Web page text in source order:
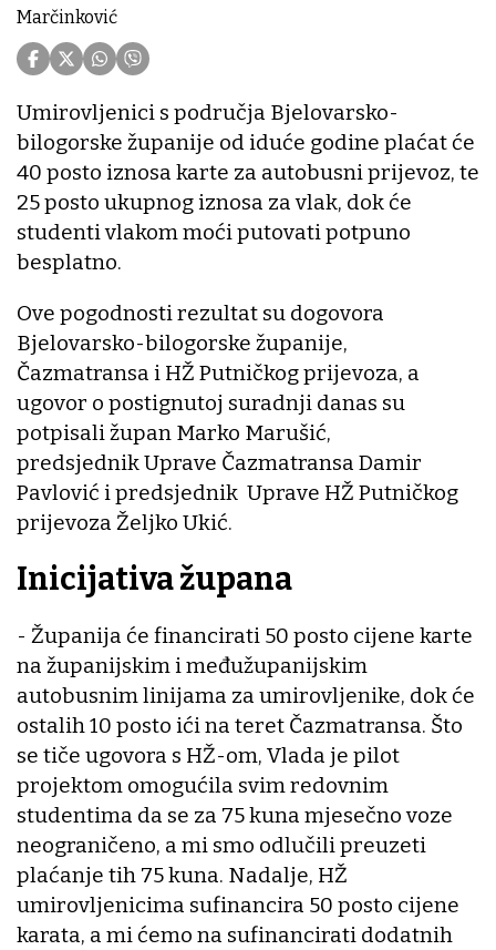
Marčinković
Umirovljenici s područja Bjelovarsko-
bilogorske županije od iduće godine plaćat će
40 posto iznosa karte za autobusni prijevoz, te
25 posto ukupnog iznosa za vlak, dok će
studenti vlakom moći putovati potpuno
besplatno.
Ove pogodnosti rezultat su dogovora
Bjelovarsko-bilogorske županije,
Čazmatransa i HŽ Putničkog prijevoza, a
ugovor o postignutoj suradnji danas su
potpisali župan Marko Marušić,
predsjednik Uprave Čazmatransa Damir
Pavlović i predsjednik Uprave HŽ Putničkog
prijevoza Željko Ukić.
Inicijativa župana
- Županija će financirati 50 posto cijene karte
na županijskim i međužupanijskim
autobusnim linijama za umirovljenike, dok će
ostalih 10 posto ići na teret Čazmatransa. Što
se tiče ugovora s HŽ-om, Vlada je pilot
projektom omogućila svim redovnim
studentima da se za 75 kuna mjesečno voze
neograničeno, a mi smo odlučili preuzeti
plaćanje tih 75 kuna. Nadalje, HŽ
umirovljenicima sufinancira 50 posto cijene
karata, a mi ćemo na sufinancirati dodatnih